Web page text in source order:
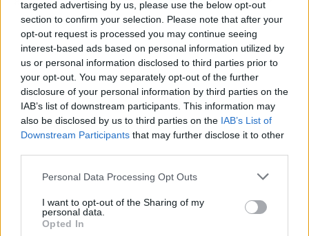
targeted advertising by us, please use the below opt-out
section to confirm your selection. Please note that after your
opt-out request is processed you may continue seeing
interest-based ads based on personal information utilized by
us or personal information disclosed to third parties prior to
your opt-out. You may separately opt-out of the further
disclosure of your personal information by third parties on the
IAB’s list of downstream participants. This information may
also be disclosed by us to third parties on the IAB’s List of
Downstream Participants that may further disclose it to other
Personal Data Processing Opt Outs
I want to opt-out of the Sharing of my
personal data.
Opted In